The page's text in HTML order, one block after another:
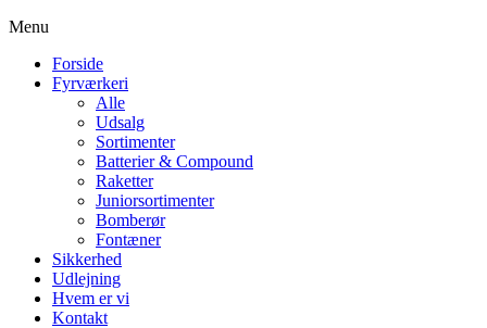
Menu
Forside
Fyrværkeri
Alle
Udsalg
Sortimenter
Batterier & Compound
Raketter
Juniorsortimenter
Bomberør
Fontæner
Sikkerhed
Udlejning
Hvem er vi
Kontakt